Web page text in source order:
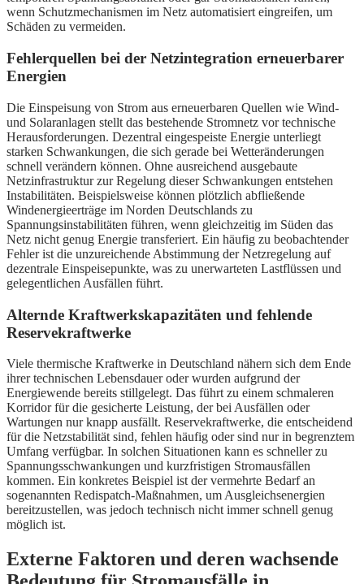
wenn Schutzmechanismen im Netz automatisiert eingreifen, um
Schäden zu vermeiden.
Fehlerquellen bei der Netzintegration erneuerbarer
Energien
Die Einspeisung von Strom aus erneuerbaren Quellen wie Wind-
und Solaranlagen stellt das bestehende Stromnetz vor technische
Herausforderungen. Dezentral eingespeiste Energie unterliegt
starken Schwankungen, die sich gerade bei Wetteränderungen
schnell verändern können. Ohne ausreichend ausgebaute
Netzinfrastruktur zur Regelung dieser Schwankungen entstehen
Instabilitäten. Beispielsweise können plötzlich abfließende
Windenergieerträge im Norden Deutschlands zu
Spannungsinstabilitäten führen, wenn gleichzeitig im Süden das
Netz nicht genug Energie transferiert. Ein häufig zu beobachtender
Fehler ist die unzureichende Abstimmung der Netzregelung auf
dezentrale Einspeisepunkte, was zu unerwarteten Lastflüssen und
gelegentlichen Ausfällen führt.
Alternde Kraftwerkskapazitäten und fehlende
Reservekraftwerke
Viele thermische Kraftwerke in Deutschland nähern sich dem Ende
ihrer technischen Lebensdauer oder wurden aufgrund der
Energiewende bereits stillgelegt. Das führt zu einem schmaleren
Korridor für die gesicherte Leistung, der bei Ausfällen oder
Wartungen nur knapp ausfällt. Reservekraftwerke, die entscheidend
für die Netzstabilität sind, fehlen häufig oder sind nur in begrenztem
Umfang verfügbar. In solchen Situationen kann es schneller zu
Spannungsschwankungen und kurzfristigen Stromausfällen
kommen. Ein konkretes Beispiel ist der vermehrte Bedarf an
sogenannten Redispatch-Maßnahmen, um Ausgleichsenergien
bereitzustellen, was jedoch technisch nicht immer schnell genug
möglich ist.
Externe Faktoren und deren wachsende